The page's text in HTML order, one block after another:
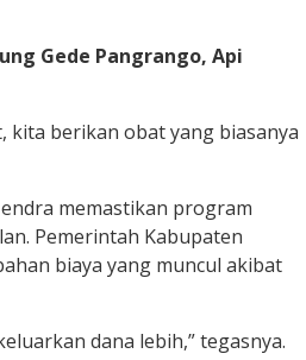
Gede Pangrango, Api
kita berikan obat yang biasanya
memastikan program
Pemerintah Kabupaten
biaya yang muncul akibat
dana lebih,” tegasnya.